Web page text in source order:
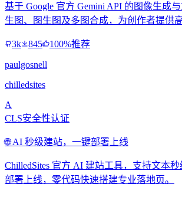
基于 Google 官方 Gemini API 的图像生成
生图、图生图及多图合成，为创作者提供
3k 845 100%推荐
paulgosnell
chilledsites
A
CLS安全性认证
🌐 AI 秒级建站，一键部署上线
ChilledSites 官方 AI 建站工具，支持文本
部署上线，零代码快速搭建专业落地页。